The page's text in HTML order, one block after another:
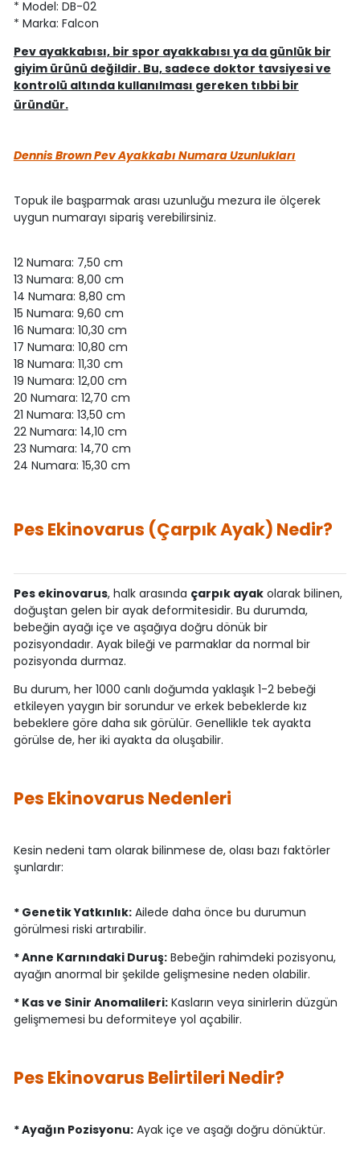
* Model: DB-02
* Marka: Falcon
Pev ayakkabısı, bir spor ayakkabısı ya da günlük bir
giyim ürünü değildir. Bu, sadece doktor tavsiyesi ve
kontrolü altında kullanılması gereken tıbbi bir
üründür.
Dennis Brown Pev Ayakkabı Numara Uzunlukları
Topuk ile başparmak arası uzunluğu mezura ile ölçerek
uygun numarayı sipariş verebilirsiniz.
12 Numara: 7,50 cm
13 Numara: 8,00 cm
14 Numara: 8,80 cm
15 Numara: 9,60 cm
16 Numara: 10,30 cm
17 Numara: 10,80 cm
18 Numara: 11,30 cm
19 Numara: 12,00 cm
20 Numara: 12,70 cm
21 Numara: 13,50 cm
22 Numara: 14,10 cm
23 Numara: 14,70 cm
24 Numara: 15,30 cm
Pes Ekinovarus (Çarpık Ayak) Nedir?
Pes ekinovarus, halk arasında çarpık ayakolarak bilinen,
doğuştan gelen bir ayak deformitesidir. Bu durumda,
bebeğin ayağı içe ve aşağıya doğru dönük bir
pozisyondadır. Ayak bileği ve parmaklar da normal bir
pozisyonda durmaz.
Bu durum, her 1000 canlı doğumda yaklaşık 1-2 bebeği
etkileyen yaygın bir sorundur ve erkek bebeklerde kız
bebeklere göre daha sık görülür. Genellikle tek ayakta
görülse de, her iki ayakta da oluşabilir.
Pes Ekinovarus Nedenleri
Kesin nedeni tam olarak bilinmese de, olası bazı faktörler
şunlardır:
* Genetik Yatkınlık:Ailede daha önce bu durumun
görülmesi riski artırabilir.
* Anne Karnındaki Duruş:Bebeğin rahimdeki pozisyonu,
ayağın anormal bir şekilde gelişmesine neden olabilir.
* Kas ve Sinir Anomalileri:Kasların veya sinirlerin düzgün
gelişmemesi bu deformiteye yol açabilir.
Pes Ekinovarus Belirtileri Nedir?
* Ayağın Pozisyonu:Ayak içe ve aşağı doğru dönüktür.